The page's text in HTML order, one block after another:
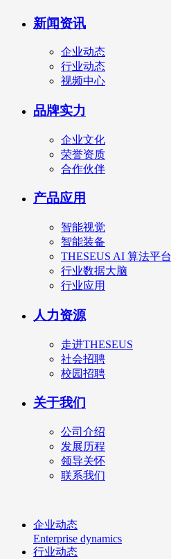
新闻资讯
企业动态
行业动态
视频中心
品牌实力
企业文化
荣誉资质
合作伙伴
产品应用
智能视觉
智能装备
THESEUS AI 算法平台
行业数据大脑
行业应用
人力资源
走进THESEUS
社会招聘
校园招聘
关于我们
公司介绍
发展历程
领导关怀
联系我们
企业动态
Enterprise dynamics
行业动态